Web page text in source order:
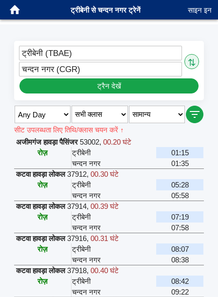
ट्रीबेनी से चन्दन नगर ट्रेनें साइन इन
ट्रीबेनी (TBAE)
⇅
चन्दन नगर (CGR)
ट्रैन देखें
सीट उपलब्धता लिए तिथि/क्लास चयन करें ↑
अजीमगंज हावड़ा पैसिंजर 53002,00.20 घंटे
रोज़
ट्रीबेनी
01:15
चन्दन नगर
01:35
कटवा हावड़ा लोकल 37912,00.30 घंटे
रोज़
ट्रीबेनी
05:28
चन्दन नगर
05:58
कटवा हावड़ा लोकल 37914,00.39 घंटे
रोज़
ट्रीबेनी
07:19
चन्दन नगर
07:58
कटवा हावड़ा लोकल 37916,00.31 घंटे
रोज़
ट्रीबेनी
08:07
चन्दन नगर
08:38
कटवा हावड़ा लोकल 37918,00.40 घंटे
रोज़
ट्रीबेनी
08:42
चन्दन नगर
09:22